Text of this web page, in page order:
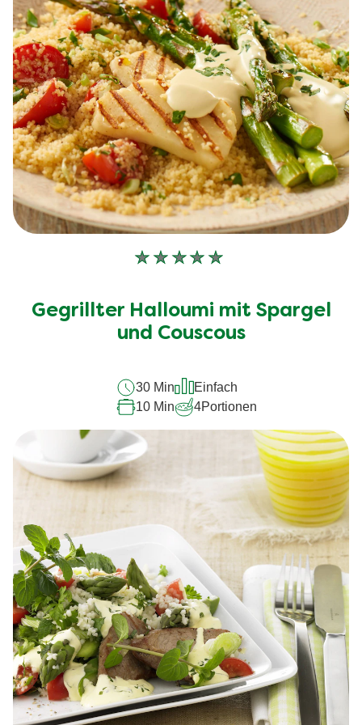
Bewertungen.
Keine
für
dieses
Gegrillter Halloumi mit Spargel
und Couscous
30 Min
Einfach
10 Min
4Portionen